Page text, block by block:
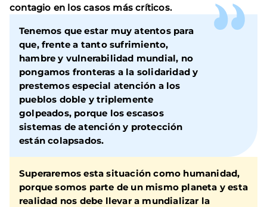
contagio en los casos más críticos.
Tenemos que estar muy atentos para
que, frente a tanto sufrimiento,
hambre y vulnerabilidad mundial, no
pongamos fronteras a la solidaridad y
prestemos especial atención a los
pueblos doble y triplemente
golpeados, porque los escasos
sistemas de atención y protección
están colapsados.
Superaremos esta situación como humanidad,
porque somos parte de un mismo planeta y esta
realidad nos debe llevar a mundializar la